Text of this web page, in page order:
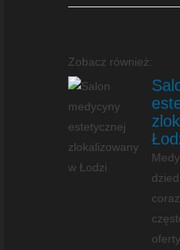
Zobacz również: